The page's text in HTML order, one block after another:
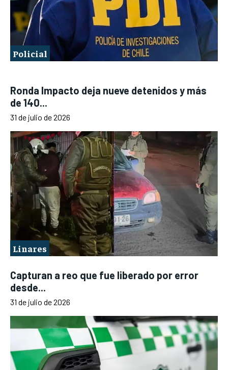
Policial
Ronda Impacto deja nueve detenidos y más
de 140...
31 de julio de 2026
Linares
Capturan a reo que fue liberado por error
desde...
31 de julio de 2026